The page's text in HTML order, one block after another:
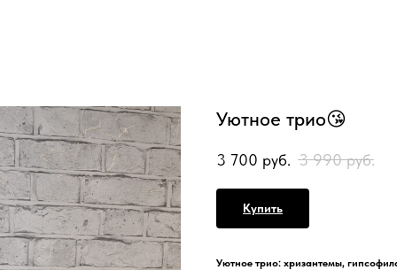
Уютное трио😘
3 700 руб. 3 990 руб.
Купить
Уютное трио: хризантемы,